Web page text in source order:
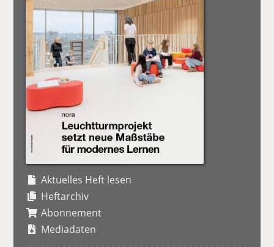
Aktuelles Heft lesen
Heftarchiv
Abonnement
Mediadaten